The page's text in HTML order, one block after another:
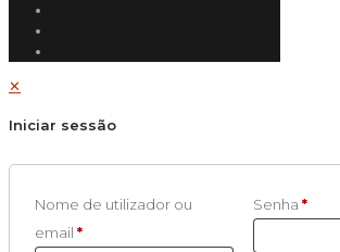
✕
Iniciar sessão
Nome de utilizador ou
email *
Senha *